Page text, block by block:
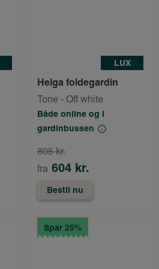
LUX
Helga foldegardin
Tone - Off white
Både online og i
gardinbussen
fra 604 kr.
805 kr.
Bestil nu
Spar 25%